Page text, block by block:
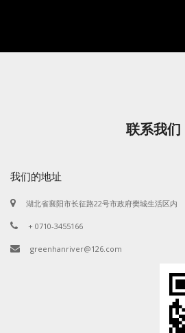
联系我们
我们的地址
湖北省襄阳市长征路22号市政府樊城生活区内
+ 0710-3455166
greenhanriver@126.com